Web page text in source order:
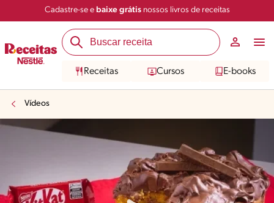
Cadastre-se e baixe grátisnossos livros de receitas
Receitas Cursos E-books
Vídeos